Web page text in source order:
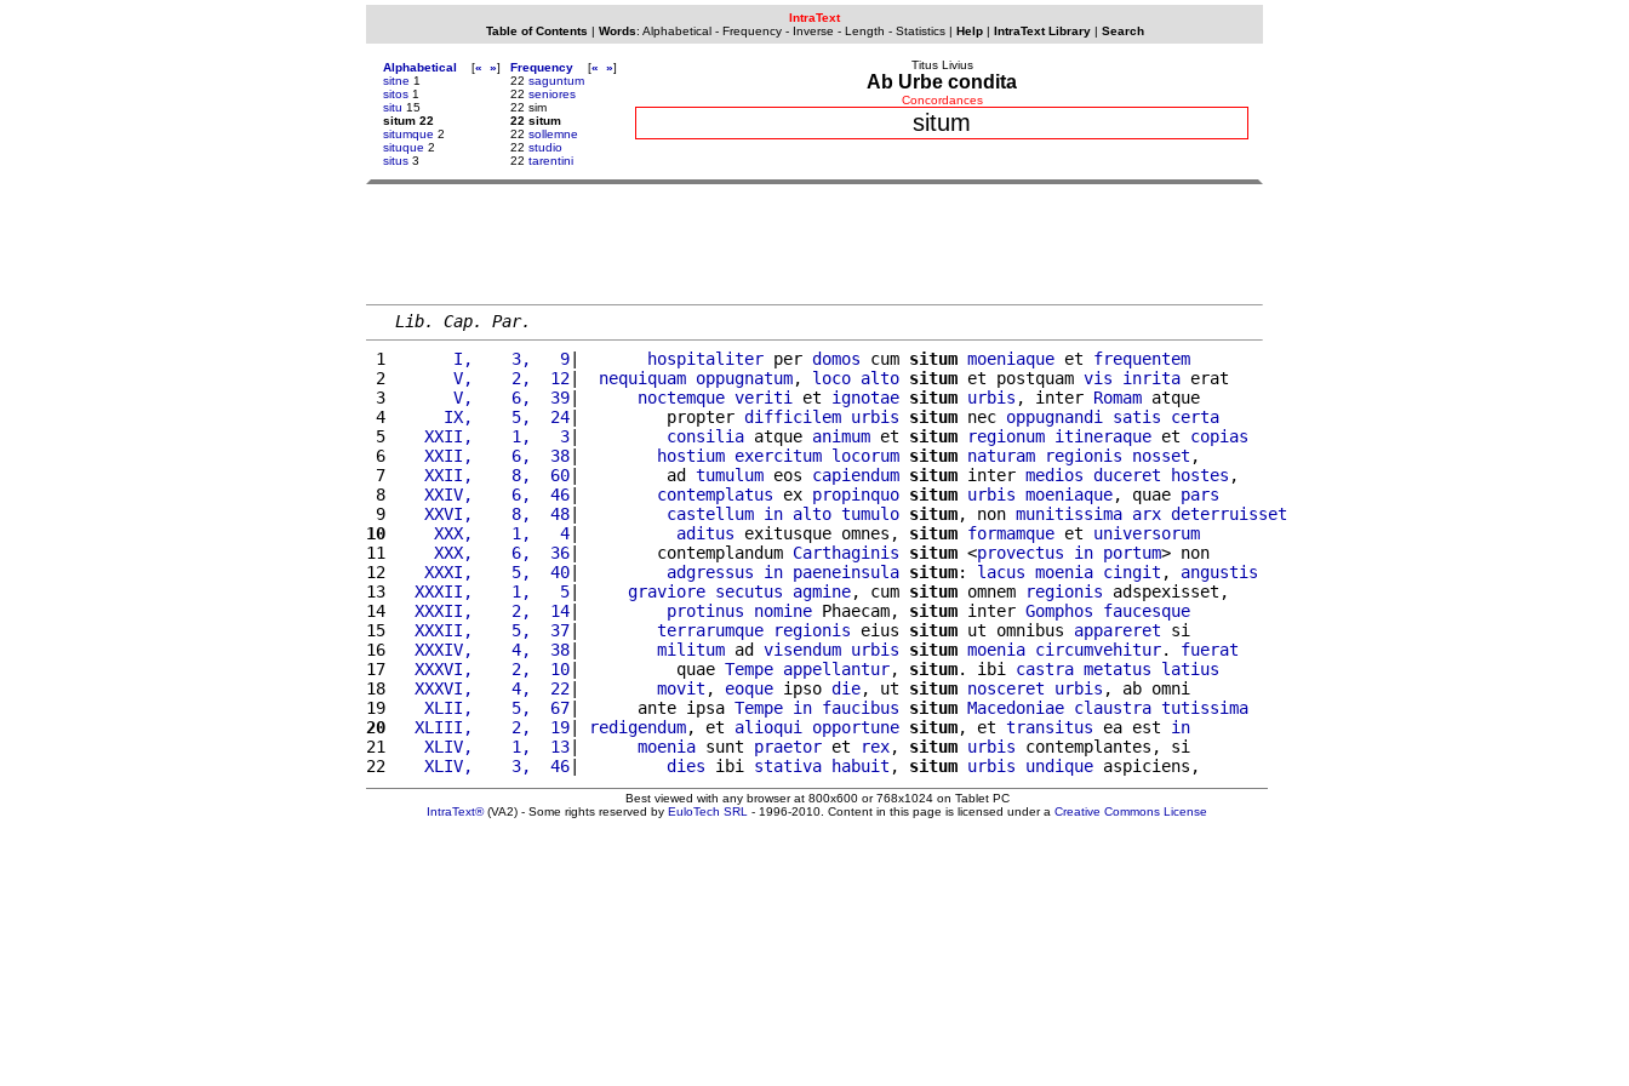
IntraText
Table of Contents | Words: Alphabetical- Frequency- Inverse - Length - Statistics| Help| IntraText Library| Search
Alphabetical [« »]
sitne 1
sitos 1
situ 15
situm 22
situmque 2
situque 2
situs 3
Frequency [« »]
22 saguntum
22 seniores
22 sim
22 situm
22 sollemne
22 studio
22 tarentini
Titus Livius
Ab Urbe condita
Concordances
situm
Lib. Cap. Par.
1
      I,    3,   9
| hospitaliter per domos cum situm moeniaque et frequentem
2
      V,    2,  12
| nequiquam oppugnatum, loco alto situm et postquam vis inrita erat
3
      V,    6,  39
| noctemque veriti et ignotae situm urbis , inter Romam atque
4
     IX,    5,  24
|         propter difficilem urbis situm nec oppugnandi satis
certa
5
   XXII,    1,   3
| consilia atque animum et situm regionum itineraque et copias
6
   XXII,    6,  38
| hostium exercitum locorum situm naturam regionis nosset ,
7
   XXII,    8,  60
|         ad tumulum eos capiendum situm inter medios duceret hostes ,
8
   XXIV,    6,  46
| contemplatus ex propinquo situm urbis moeniaque, quae pars
9
   XXVI,    8,  48
| castellum in alto tumulo situm, non munitissima arx deterruisset
10
    XXX,    1,   4
| aditus exitusque omnes, situm formamque et universorum
11
    XXX,    6,  36
|        contemplandum Carthaginis situm <provectus in portum> non
12
   XXXI,    5,  40
| adgressus in paeneinsula situm: lacus moenia cingit , angustis
13
  XXXII,    1,   5
| graviore secutus agmine, cum situm omnem regionis adspexisset,
14
  XXXII,    2,  14
| protinus nomine Phaecam, situm inter Gomphos
faucesque
15
  XXXII,    5,  37
| terrarumque regionis eius situm ut omnibus appareret si
16
  XXXIV,    4,  38
| militum ad visendum urbis situm moenia circumvehitur. fuerat
17
  XXXVI,    2,  10
|          quae Tempe appellantur, situm. ibi castra metatus
latius
18
  XXXVI,    4,  22
| movit , eoque ipso die, ut situm nosceret urbis , ab omni
19
   XLII,    5,  67
|      ante ipsa Tempe in faucibus situm Macedoniae claustra tutissima
20
  XLIII,    2,  19
| redigendum, et alioqui opportune situm, et transitus ea est in
21
   XLIV,    1,  13
| moenia sunt praetor et rex, situm urbis contemplantes, si
22
   XLIV,    3,  46
| dies ibi stativa habuit , situm urbis undique
Best viewed with any browser at 800x600 or 768x1024 on Tablet PC
IntraText®(VA2) - Some rights reserved by EuloTech SRL - 1996-2010. Content in this page is licensed under a Creative Commons License